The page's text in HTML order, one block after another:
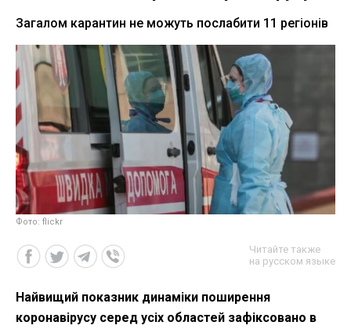
Загалом карантин не можуть послабити 11 регіонів
Фото: flickr
Читайте также
на русском языке
Найвищий показник динаміки поширення
коронавірусу серед усіх областей зафіксовано в